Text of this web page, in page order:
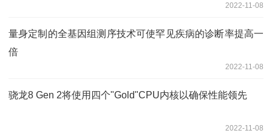
2022-11-08
量身定制的全基因组测序技术可使罕见疾病的诊断率提高一
倍
2022-11-08
骁龙8 Gen 2将使用四个"Gold"CPU内核以确保性能领先
2022-11-08